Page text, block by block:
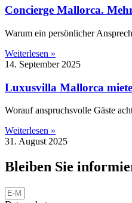
Concierge Mallorca.
Warum ein persönlicher
Weiterlesen »
14. September 2025
Luxusvilla Mallorca
Worauf anspruchsvolle Gäste
Weiterlesen »
31. August 2025
Bleiben Sie